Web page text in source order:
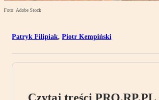
Foto: Adobe Stock
Patryk Filipiak, Piotr Kempiński